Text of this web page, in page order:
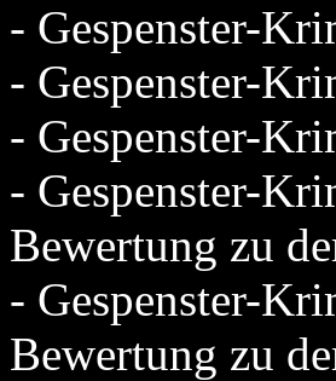
- Gespenster-
- Gespenster-
- Gespenster-
- Gespenster-
Bewertung zu
- Gespenster-
Bewertung zu